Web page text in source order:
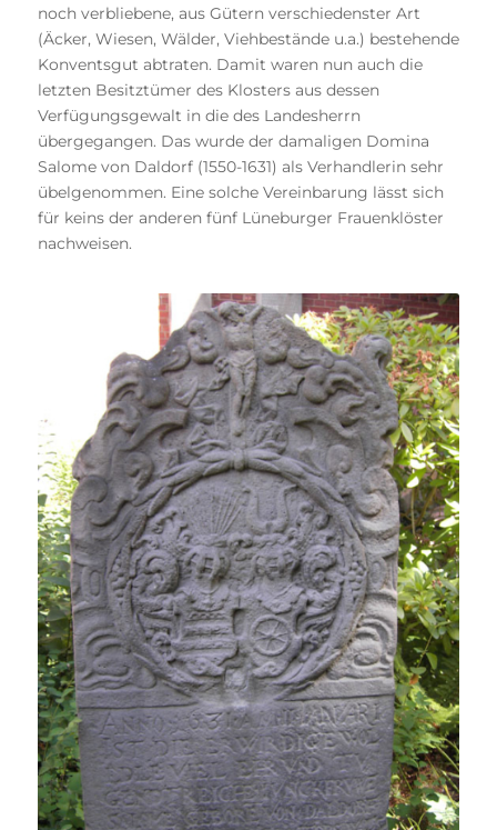
noch verbliebene, aus Gütern verschiedenster Art
(Äcker, Wiesen, Wälder, Viehbestände u.a.) bestehende
Konventsgut abtraten. Damit waren nun auch die
letzten Besitztümer des Klosters aus dessen
Verfügungsgewalt in die des Landesherrn
übergegangen. Das wurde der damaligen Domina
Salome von Daldorf (1550-1631) als Verhandlerin sehr
übelgenommen. Eine solche Vereinbarung lässt sich
für keins der anderen fünf Lüneburger Frauenklöster
nachweisen.